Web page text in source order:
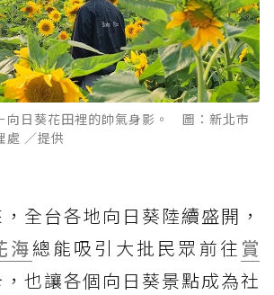
向日葵花田裡的帥氣身影。 圖：新北市
處 ／提供
全台各地向日葵陸續盛開，
海總能吸引大批民眾前往 賞
，也讓各個向日葵景點成為社